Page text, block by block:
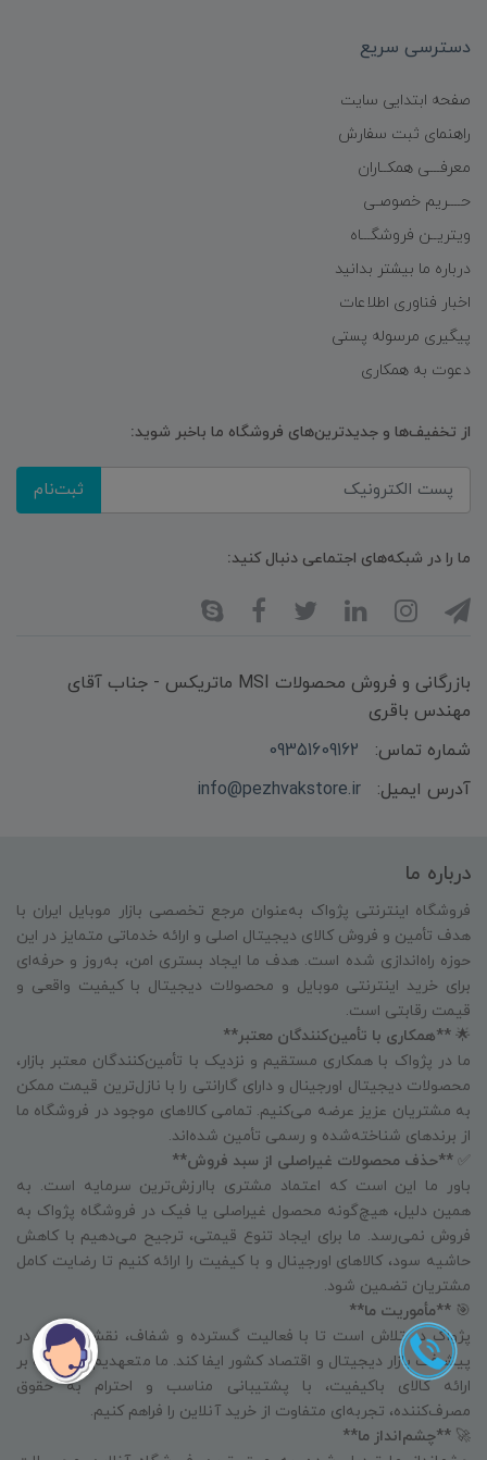
دسترسی سریع
صفحه ابتدایی سایت
راهنمای ثبت سفارش
معرفـــی همکــاران
حــــریم خصوصـی
ویتریــن فروشگـــاه
درباره ما بیشتر بدانید
اخبار فناوری اطلاعات
پیگیری مرسوله پستی
دعوت به همکاری
از تخفیف‌ها و جدیدترین‌های فروشگاه ما باخبر شوید:
ثبت‌نام
ما را در شبکه‌های اجتماعی دنبال کنید:
بازرگانی و فروش محصولات MSI ماتریکس - جناب آقای
مهندس باقری
شماره تماس:
09351609162
آدرس ایمیل:
info@pezhvakstore.ir
درباره ما
فروشگاه اینترنتی پژواک به‌عنوان مرجع تخصصی بازار موبایل ایران با
هدف تأمین و فروش کالای دیجیتال اصلی و ارائه خدماتی متمایز در این
حوزه راه‌اندازی شده است. هدف ما ایجاد بستری امن، به‌روز و حرفه‌ای
برای خرید اینترنتی موبایل و محصولات دیجیتال با کیفیت واقعی و
قیمت رقابتی است.
🌟 **همکاری با تأمین‌کنندگان معتبر**
ما در پژواک با همکاری مستقیم و نزدیک با تأمین‌کنندگان معتبر بازار،
محصولات دیجیتال اورجینال و دارای گارانتی را با نازل‌ترین قیمت ممکن
به مشتریان عزیز عرضه می‌کنیم. تمامی کالاهای موجود در فروشگاه ما
از برندهای شناخته‌شده و رسمی تأمین شده‌اند.
✅ **حذف محصولات غیراصلی از سبد فروش**
باور ما این است که اعتماد مشتری باارزش‌ترین سرمایه است. به
همین دلیل، هیچ‌گونه محصول غیراصلی یا فیک در فروشگاه پژواک به
فروش نمی‌رسد. ما برای ایجاد تنوع قیمتی، ترجیح می‌دهیم با کاهش
حاشیه سود، کالاهای اورجینال و با کیفیت را ارائه کنیم تا رضایت کامل
مشتریان تضمین شود.
🎯 **مأموریت ما**
پژواک در تلاش است تا با فعالیت گسترده و شفاف، نقش مؤثری در
پیشرفت بازار دیجیتال و اقتصاد کشور ایفا کند. ما متعهدیم که علاوه بر
ارائه کالای باکیفیت، با پشتیبانی مناسب و احترام به حقوق
مصرف‌کننده، تجربه‌ای متفاوت از خرید آنلاین را فراهم کنیم.
🚀 **چشم‌انداز ما**